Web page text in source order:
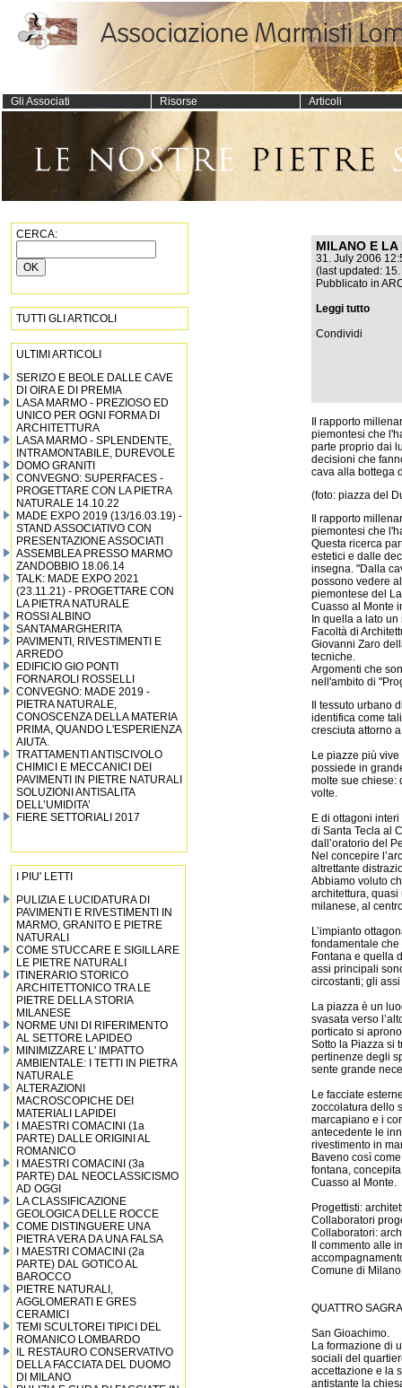
Gli Associati Risorse Articoli
CERCA:
TUTTI GLI ARTICOLI
ULTIMI ARTICOLI
SERIZO E BEOLE DALLE CAVE
DI OIRA E DI PREMIA
LASA MARMO - PREZIOSO ED
UNICO PER OGNI FORMA DI
ARCHITETTURA
LASA MARMO - SPLENDENTE,
INTRAMONTABILE, DUREVOLE
DOMO GRANITI
CONVEGNO: SUPERFACES -
PROGETTARE CON LA PIETRA
NATURALE 14.10.22
MADE EXPO 2019 (13/16.03.19) -
STAND ASSOCIATIVO CON
PRESENTAZIONE ASSOCIATI
ASSEMBLEA PRESSO MARMO
ZANDOBBIO 18.06.14
TALK: MADE EXPO 2021
(23.11.21) - PROGETTARE CON
LA PIETRA NATURALE
ROSSI ALBINO
SANTAMARGHERITA
PAVIMENTI, RIVESTIMENTI E
ARREDO
EDIFICIO GIO PONTI
FORNAROLI ROSSELLI
CONVEGNO: MADE 2019 -
PIETRA NATURALE,
CONOSCENZA DELLA MATERIA
PRIMA, QUANDO L'ESPERIENZA
AIUTA.
TRATTAMENTI ANTISCIVOLO
CHIMICI E MECCANICI DEI
PAVIMENTI IN PIETRE NATURALI
SOLUZIONI ANTISALITA
DELL’UMIDITA’
FIERE SETTORIALI 2017
I PIU' LETTI
PULIZIA E LUCIDATURA DI
PAVIMENTI E RIVESTIMENTI IN
MARMO, GRANITO E PIETRE
NATURALI
COME STUCCARE E SIGILLARE
LE PIETRE NATURALI
ITINERARIO STORICO
ARCHITETTONICO TRA LE
PIETRE DELLA STORIA
MILANESE
NORME UNI DI RIFERIMENTO
AL SETTORE LAPIDEO
MINIMIZZARE L' IMPATTO
AMBIENTALE: I TETTI IN PIETRA
NATURALE
ALTERAZIONI
MACROSCOPICHE DEI
MATERIALI LAPIDEI
I MAESTRI COMACINI (1a
PARTE) DALLE ORIGINI AL
ROMANICO
I MAESTRI COMACINI (3a
PARTE) DAL NEOCLASSICISMO
AD OGGI
LA CLASSIFICAZIONE
GEOLOGICA DELLE ROCCE
COME DISTINGUERE UNA
PIETRA VERA DA UNA FALSA
I MAESTRI COMACINI (2a
PARTE) DAL GOTICO AL
BAROCCO
PIETRE NATURALI,
AGGLOMERATI E GRES
CERAMICI
TEMI SCULTOREI TIPICI DEL
ROMANICO LOMBARDO
IL RESTAURO CONSERVATIVO
DELLA FACCIATA DEL DUOMO
DI MILANO
MILANO E LA
31. July 2006
(last updated:
Pubblicato in
Leggi tutto
Condividi
Il rapporto
piemontesi che
parte proprio dai
decisioni che
cava alla bottega
(foto: piazza del
Il rapporto
piemontesi che
Questa ricerca
estetici e dalle
insegna. "Dalla
possono vedere
piemontese del
Cuasso al Monte
In quella a lato
Facoltà di
Giovanni Zaro
tecniche.
Argomenti che
nell'ambito di
Il tessuto urbano
identifica come
cresciuta attorno
Le piazze più
possiede in
molte sue chiese:
volte.
E di ottagoni
di Santa Tecla al
dall’oratorio del
Nel concepire
altrettante
Abbiamo voluto
architettura,
milanese, al
L’impianto
fondamentale che
Fontana e quella
assi principali
circostanti; gli
La piazza è un
svasata verso
porticato si
Sotto la Piazza si
pertinenze degli
sente grande
Le facciate
zoccolatura dello
marcapiano e i
antecedente le
rivestimento in
Baveno così
fontana,
Cuasso al Monte.
Progettisti:
Collaboratori
Collaboratori:
Il commento alle
Comune di
QUATTRO
San Gioachimo.
La formazione di
sociali del
accettazione e la
antistante la